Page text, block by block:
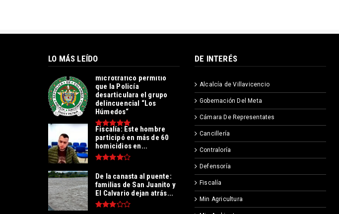
LO MÁS LEÍDO
Operación contra el
microtráfico permitió
que la Policía
desarticulara el grupo
delincuencial “Los
Húmedos“
Fiscalía: Este hombre
participó en más de 60
homicidios en...
De la canasta al puente:
familias de San Juanito y
El Calvario dejan atrás...
DE INTERÉS
Alcalcía de Villavicencio
Gobernación Del Meta
Cámara De Representates
Cancillería
Contraloría
Defensoría
Fiscalía
Min Agricultura